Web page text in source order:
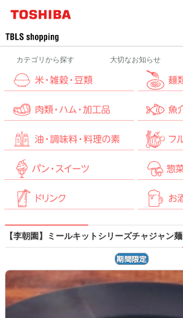
カテゴリから探す 大切なお知らせ
【李朝園】ミールキットシリーズチャジャン麺